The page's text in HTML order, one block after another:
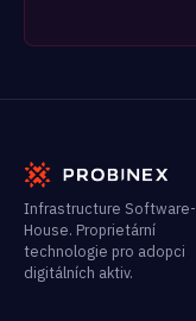
Infrastructure Software-
House. Proprietární
technologie pro adopci
digitálních aktiv.